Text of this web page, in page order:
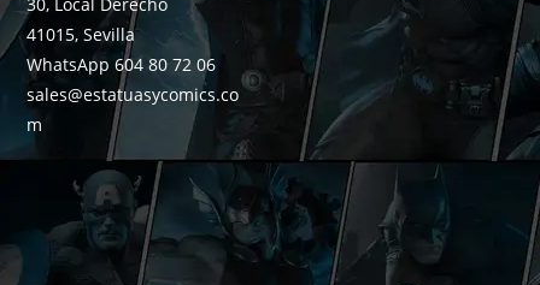
30, Local Derecho
41015, Sevilla
WhatsApp 604 80 72 06
sales@estatuasycomics.co
m